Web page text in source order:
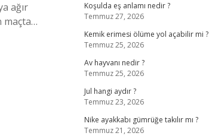
ağır
maçta…
Koşulda eş anlamı nedir ?
Temmuz 27, 2026
Kemik erimesi ölüme yol açabilir mi ?
Temmuz 25, 2026
Av hayvanı nedir ?
Temmuz 25, 2026
Jul hangi aydır ?
Temmuz 23, 2026
Nike ayakkabı gümrüğe takılır mı ?
Temmuz 21, 2026